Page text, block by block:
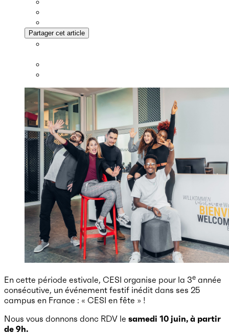
Partager cet article
En cette période estivale, CESI organise pour la 3e année
consécutive, un événement festif inédit dans ses 25
campus en France : « CESI en fête » !
Nous vous donnons donc RDV le samedi 10 juin, à partir
de 9h.